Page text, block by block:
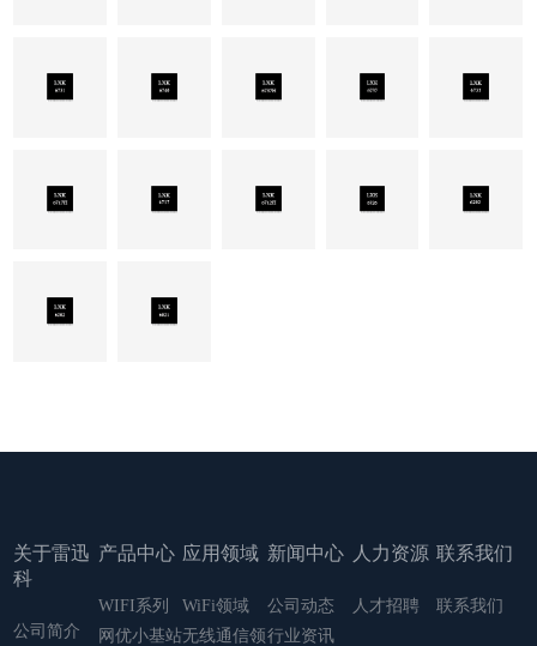
关于雷迅
科
公司简介
产品中心
WIFI系列
网优小基站
应用领域
WiFi领域
无线通信领
新闻中心
公司动态
行业资讯
人力资源
人才招聘
联系我们
联系我们